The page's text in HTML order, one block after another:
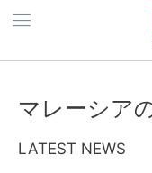
マレーシア
LATEST NEWS